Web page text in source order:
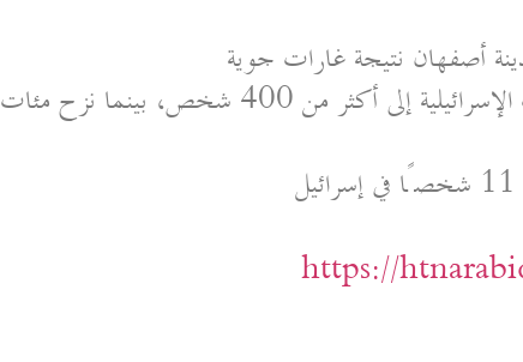
أصفهان نتيجة غارات جوية
وفي لبنان، ارتفع عدد القتلى جراء الضربات الإسرائيلية إلى أكثر من 400 شخص، بينما نزح مئات
https://